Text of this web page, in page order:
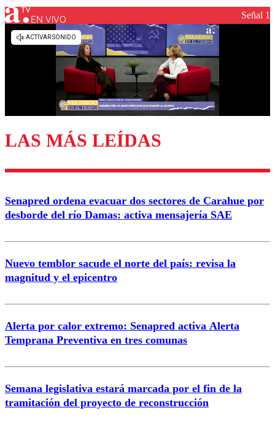
Los comentarios son moderados para garantizar un
diálogo respetuoso.
Enviar comentario
EN VIVO Señal 1
LAS MÁS LEÍDAS
Senapred ordena evacuar dos sectores de Carahue por
desborde del río Damas: activa mensajería SAE
Nuevo temblor sacude el norte del país: revisa la
magnitud y el epicentro
Alerta por calor extremo: Senapred activa Alerta
Temprana Preventiva en tres comunas
Semana legislativa estará marcada por el fin de la
tramitación del proyecto de reconstrucción